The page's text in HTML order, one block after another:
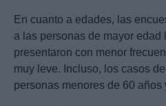
En cuanto a edades, las
a las personas de mayor edad
presentaron con menor
muy leve. Incluso, los casos
personas menores de 60 años